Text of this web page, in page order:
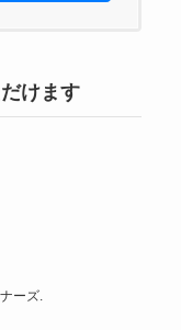
けます
ーズ.